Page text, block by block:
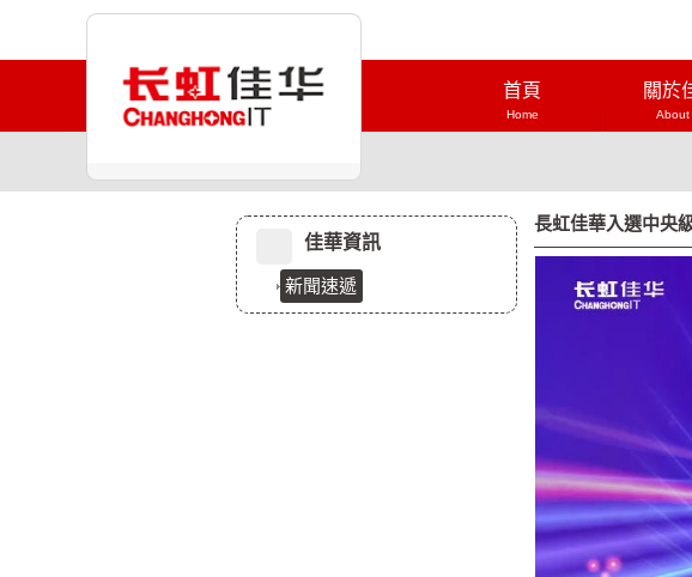
首頁
Home
關於
About
佳華資訊
新聞速遞
長虹佳華入選中央